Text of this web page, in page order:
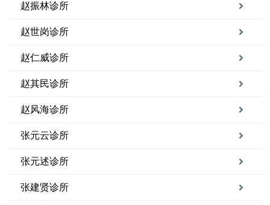
赵振林诊所
赵世岗诊所
赵仁威诊所
赵其民诊所
赵风海诊所
张元云诊所
张元述诊所
张建贤诊所